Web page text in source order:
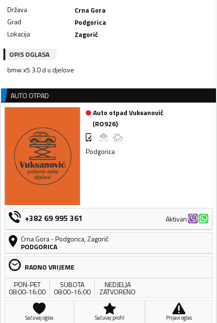
Država
Crna Gora
Grad
Podgorica
Lokacija
Zagorič
OPIS OGLASA
bmw x5 3.0 d u djelove
AUTO OTPAD
Auto otpad Vuksanović
(RO926)
Podgorica
+382 69 995 361
Aktivan
Crna Gora-Podgorica,Zagorič
PODGORICA
RADNO VRIJEME
PON-PET
08:00-16:00
SUBOTA
08:00-16:00
NEDJELJA
ZATVORENO
Sačuvaj oglas Sačuvaj profil Prijavi oglas